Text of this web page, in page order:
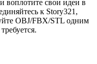
воплотите свои идеи в
к Story321,
OBJ/FBX/STL одним